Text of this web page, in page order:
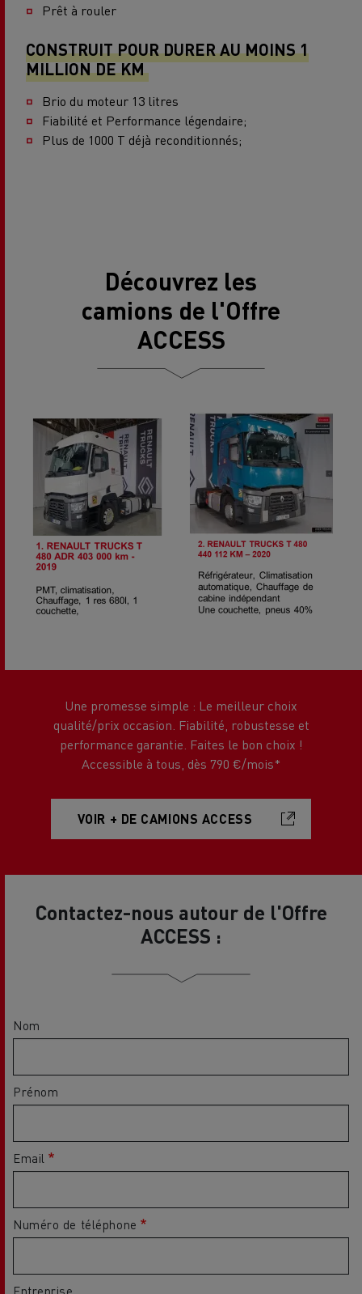
Prêt à rouler
CONSTRUIT POUR DURER AU MOINS 1
MILLION DE KM
Brio du moteur 13 litres
Fiabilité et Performance légendaire;
Plus de 1000 T déjà reconditionnés;
Découvrez les
camions de l'Offre
ACCESS
Une promesse simple : Le meilleur choix
qualité/prix occasion. Fiabilité, robustesse et
performance garantie. Faites le bon choix !
Accessible à tous, dès 790 €/mois*
VOIR + DE CAMIONS ACCESS
Contactez-nous autour de l'Offre
ACCESS :
Nom
Prénom
Email
Numéro de téléphone
Entreprise